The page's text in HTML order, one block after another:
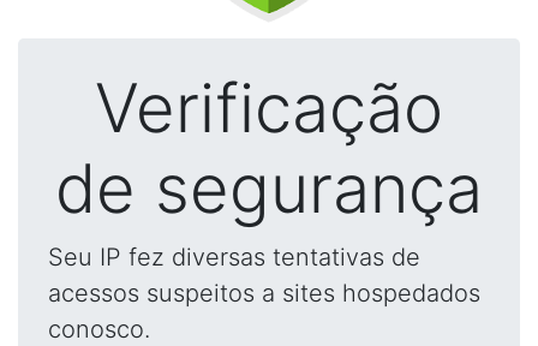
Verificação
de segurança
Seu IP fez diversas tentativas de
acessos suspeitos a sites hospedados
conosco.